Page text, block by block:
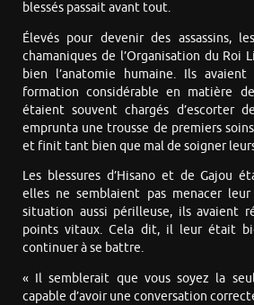
blessés passait avant tout.
Élevés pour devenir des assassins,
chamaniques de l’Organisation du Roi
bien l’anatomie humaine. Ils
formation considérable en matière
étaient souvent chargés d’escorter
emprunta une trousse de premiers soins
et finit tant bien que mal de soigner
Les blessures d’Hisano et de Gajou
elles ne semblaient pas menacer
situation aussi périlleuse, ils avaient
points vitaux. Cela dit, il leur était
continuer à se battre.
« Il semblerait que vous soyez la
capable d’avoir une conversation